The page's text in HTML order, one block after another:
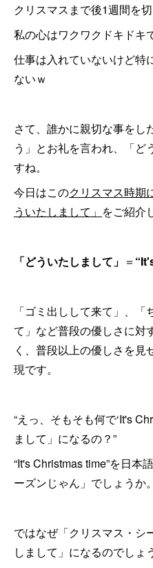
クリスマスまで後1週間を切
私の心はワクワクドキドキ
仕事は入れていないけど特
ないｗ
さて、誰かに親切な事をし
う」とお礼を言われ、「ど
すね。
今日はこのクリスマス時期
ういたしまして」 をご紹介
「どういたしまして」 ＝
「ゴミ出しして来て」、
て」など普段の優しさに対
く、普段以上の優しさを見
現です。
“えっ、そもそも何で‘It's
まして」になるの？”
“It's Christmas time”を日本
ーズンじゃん」でしょうか。
ではなぜ「クリスマス・シ
しまして」になるのでしょ